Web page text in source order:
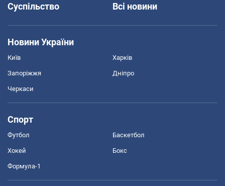
Суспільство
Всі новини
Новини України
Київ Харків
Запоріжжя Дніпро
Черкаси
Спорт
Футбол Баскетбол
Хокей Бокс
Формула-1